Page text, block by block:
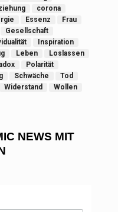
corona
Essenz
Frau
Gesellschaft
Inspiration
Leben
Loslassen
Polarität
Schwäche
Tod
Widerstand
Wollen
NEWS MIT